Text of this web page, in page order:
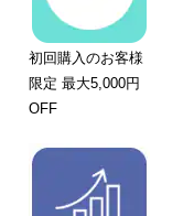
初回購入のお客様
限定 最大5,000円
OFF